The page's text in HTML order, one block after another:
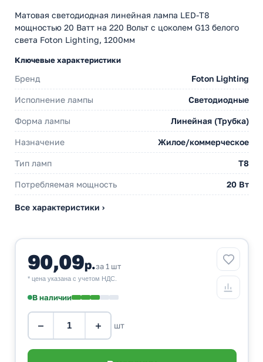
Матовая светодиодная линейная лампа LED-T8
мощностью 20 Ватт на 220 Вольт с цоколем G13 белого
света Foton Lighting, 1200мм
Ключевые характеристики
Бренд Foton Lighting
Исполнение лампы Светодиодные
Форма лампы Линейная (Трубка)
Назначение Жилое/коммерческое
Тип ламп T8
Потребляемая мощность 20 Вт
Все характеристики ›
90,09р.за 1 шт
* цена указана с учетом НДС.
В наличии
− + шт